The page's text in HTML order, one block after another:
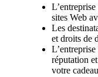
sites Web
Les
et droits de
réputation
votre